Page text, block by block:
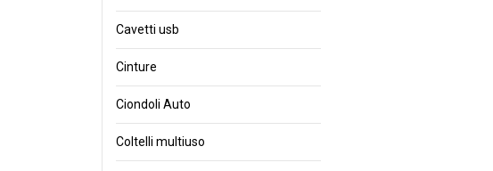
Cavetti usb
Cinture
Ciondoli Auto
Coltelli multiuso